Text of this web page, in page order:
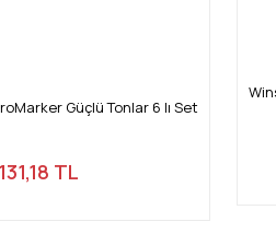
Güçlü Tonlar 6 lı Set
131,18 TL